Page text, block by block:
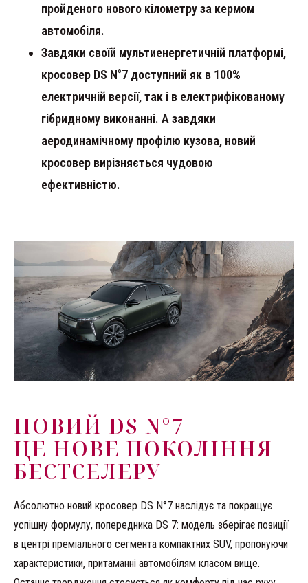
пройденого нового кілометру за кермом
автомобіля.
Завдяки своїй мультиенергетичній платформі,
кросовер DS N°7 доступний як в 100%
електричній версії, так і в електрифікованому
гібридному виконанні. А завдяки
аеродинамічному профілю кузова, новий
кросовер вирізняється чудовою
ефективністю.
НОВИЙ DS N°7 —
ЦЕ НОВЕ ПОКОЛІННЯ
БЕСТСЕЛЕРУ
Абсолютно новий кросовер DS N°7 наслідує та покращує
успішну формулу, попередника DS 7: модель зберігає позиції
в центрі преміального сегмента компактних SUV, пропонуючи
характеристики, притаманні автомобілям класом вище.